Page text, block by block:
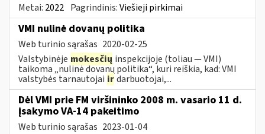
Metai: 2022 Pagrindinis:Viešieji pirkimai
VMI nulinė dovanų politika
Web turinio sąrašas 2020-02-25
Valstybinėje mokesčių inspekcijoje (toliau — VMI)
taikoma „nulinė dovanų politika“, kuri reiškia, kad: VMI
valstybės tarnautojai irdarbuotojai,...
Dėl VMI prie FM viršininko 2008 m. vasario 11 d.
įsakymo VA-14 pakeitimo
Web turinio sąrašas 2023-01-04